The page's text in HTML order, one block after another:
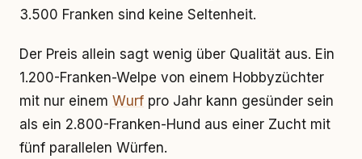
3.500 Franken sind keine Seltenheit.
Der Preis allein sagt wenig über Qualität aus. Ein
1.200-Franken-Welpe von einem Hobbyzüchter
mit nur einem Wurf pro Jahr kann gesünder sein
als ein 2.800-Franken-Hund aus einer Zucht mit
fünf parallelen Würfen.